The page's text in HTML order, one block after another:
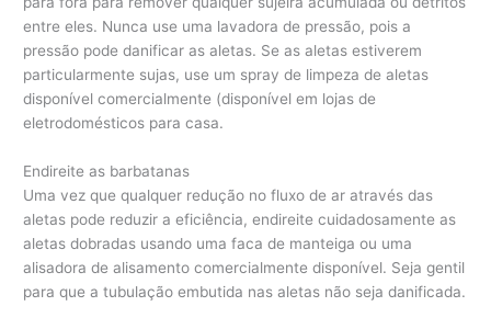
entre eles. Nunca use uma lavadora de pressão, pois a
pressão pode danificar as aletas. Se as aletas estiverem
particularmente sujas, use um spray de limpeza de aletas
disponível comercialmente (disponível em lojas de
eletrodomésticos para casa.
Endireite as barbatanas
Uma vez que qualquer redução no fluxo de ar através das
aletas pode reduzir a eficiência, endireite cuidadosamente as
aletas dobradas usando uma faca de manteiga ou uma
alisadora de alisamento comercialmente disponível. Seja gentil
para que a tubulação embutida nas aletas não seja danificada.